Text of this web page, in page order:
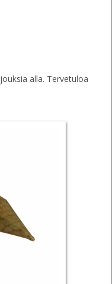
alla. Tervetuloa